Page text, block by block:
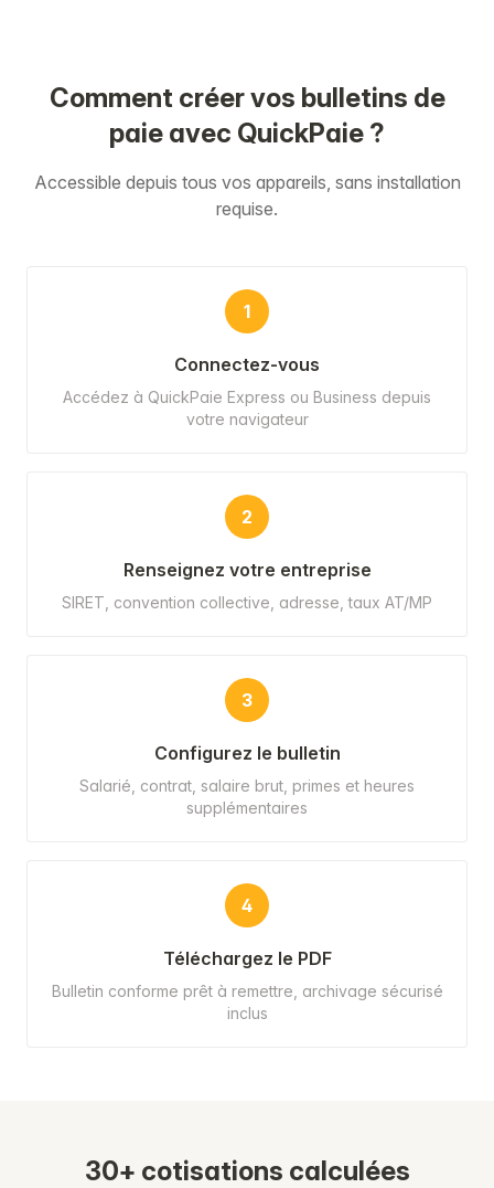
Comment créer vos bulletins de
paie avec QuickPaie ?
Accessible depuis tous vos appareils, sans installation
requise.
1
Connectez-vous
Accédez à QuickPaie Express ou Business depuis
votre navigateur
2
Renseignez votre entreprise
SIRET, convention collective, adresse, taux AT/MP
3
Configurez le bulletin
Salarié, contrat, salaire brut, primes et heures
supplémentaires
4
Téléchargez le PDF
Bulletin conforme prêt à remettre, archivage sécurisé
inclus
30+ cotisations calculées